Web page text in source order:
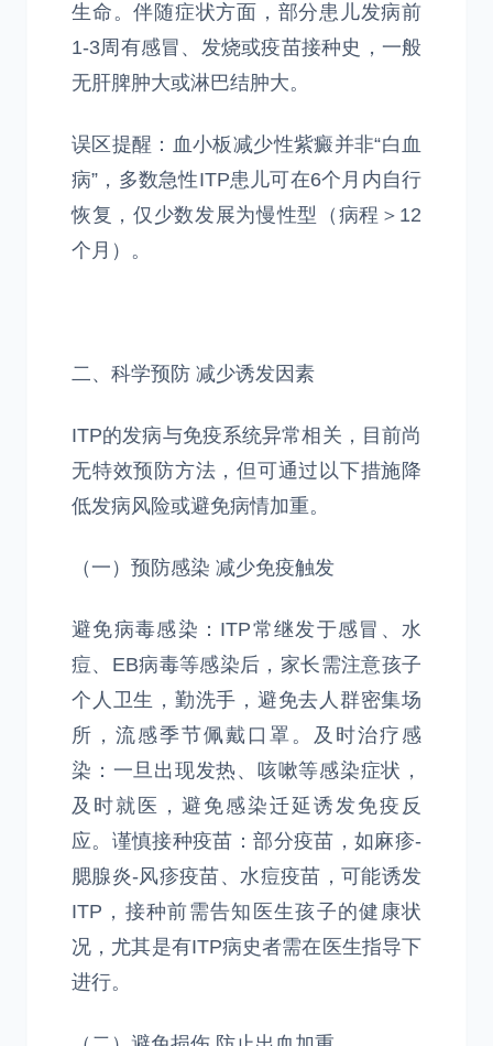
生命。伴随症状方面，部分患儿发病前
1-3周有感冒、发烧或疫苗接种史，一般
无肝脾肿大或淋巴结肿大。
误区提醒：血小板减少性紫癜并非“白血
病”，多数急性ITP患儿可在6个月内自行
恢复，仅少数发展为慢性型（病程＞12
个月）。
二、科学预防 减少诱发因素
ITP的发病与免疫系统异常相关，目前尚
无特效预防方法，但可通过以下措施降
低发病风险或避免病情加重。
（一）预防感染 减少免疫触发
避免病毒感染：ITP常继发于感冒、水
痘、EB病毒等感染后，家长需注意孩子
个人卫生，勤洗手，避免去人群密集场
所，流感季节佩戴口罩。及时治疗感
染：一旦出现发热、咳嗽等感染症状，
及时就医，避免感染迁延诱发免疫反
应。谨慎接种疫苗：部分疫苗，如麻疹-
腮腺炎-风疹疫苗、水痘疫苗，可能诱发
ITP，接种前需告知医生孩子的健康状
况，尤其是有ITP病史者需在医生指导下
进行。